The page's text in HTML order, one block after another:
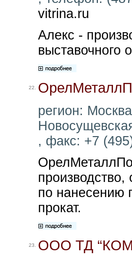
vitrina.ru
Алекс -
выставочного
22.
регион:
, факс: +7
по нанесению
прокат.
23. ООО ТД